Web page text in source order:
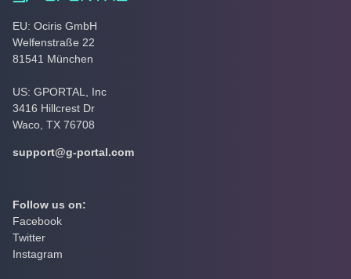
EU: Ociris GmbH
Welfenstraße 22
81541 München
US: GPORTAL, Inc
3416 Hillcrest Dr
Waco, TX 76708
support@g-portal.com
Follow us on:
Facebook
Twitter
Instagram